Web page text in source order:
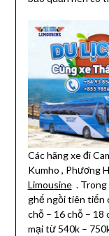
Các hãng xe đi
Kumho , Phương
Limousine. Trong
ghế ngồi tiên tiến
chỗ – 16 chỗ – 18
mại từ 540k –